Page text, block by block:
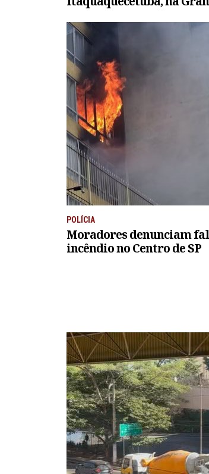
POLÍCIA
Moradores denunciam
incêndio no Centro de SP